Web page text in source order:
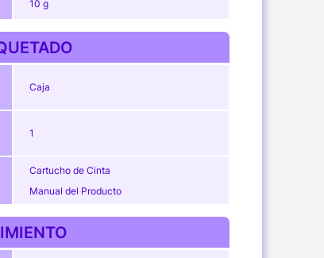
10 g
Caja
1
Cartucho de Cinta
Manual del Producto